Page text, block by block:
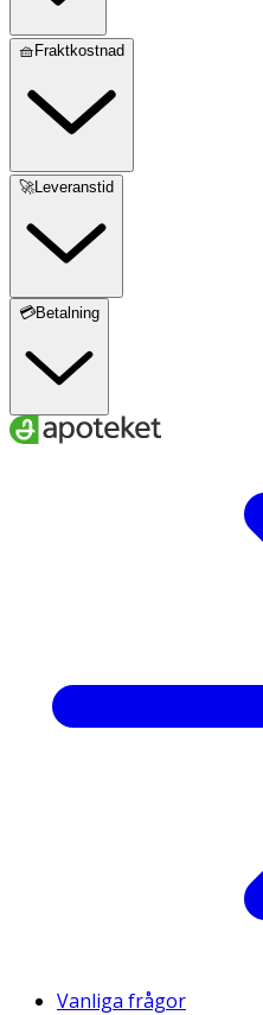
🧺Fraktkostnad
🚀Leveranstid
💳Betalning
Vanliga frågor